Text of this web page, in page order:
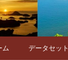
ム データセット